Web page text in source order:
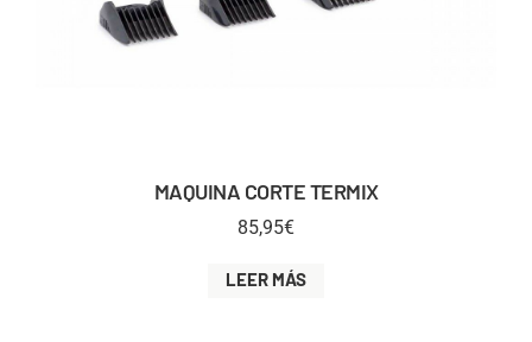
MAQUINA CORTE TERMIX
85,95€
LEER MÁS